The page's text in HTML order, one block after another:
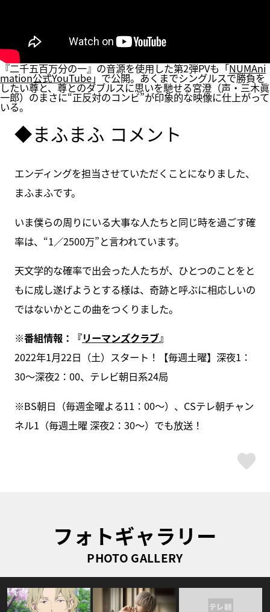
『二千五百万分の一』の音源を使用した第2弾PVも「NUMAni
mation公式YouTube」で公開。あくまでシングルスで勝負を
したい尊と、尊とのダブルスに思いを馳せる宮澄（声・三木眞
一郎）のまさに“正反対のコンビ”が印象的な映像に仕上がって
いる。
◆まふまふ コメント
エンディングを担当させていただくことになりました、
まふまふです。
いま僕らの周りにいる大事な人たちと同じ時を過ごす確
率は、“1／2500万”と言われています。
天文学的な確率で出会った人たちが、ひとつのことをと
もに成し遂げようとする様は、奇跡と呼ぶに相応しいの
ではないかとこの曲をつくりました。
※番組情報：『リーマンズクラブ』
2022年1月22日（土）スタート！【毎週土曜】深夜1：
30～深夜2：00、テレビ朝日系24局
※BS朝日（毎週金曜よる11：00〜）、CSテレ朝チャン
ネル1（毎週土曜 深夜2：30〜）でも放送！
フォトギャラリー
PHOTO GALLERY